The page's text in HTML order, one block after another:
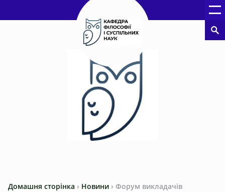
Домашня сторінка › Новини › Форум викладачів